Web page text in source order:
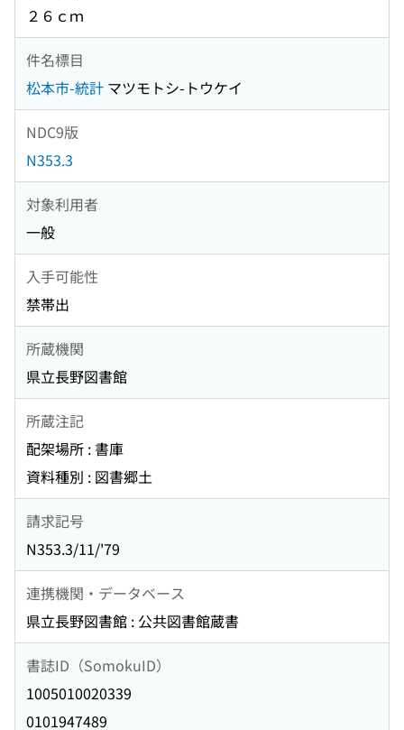
２６ｃｍ
件名標目
松本市-統計 マツモトシ-トウケイ
NDC9版
N353.3
対象利用者
一般
入手可能性
禁帯出
所蔵機関
県立長野図書館
所蔵注記
配架場所 : 書庫
資料種別 : 図書郷土
請求記号
N353.3/11/'79
連携機関・データベース
県立長野図書館 : 公共図書館蔵書
書誌ID（SomokuID）
1005010020339
0101947489